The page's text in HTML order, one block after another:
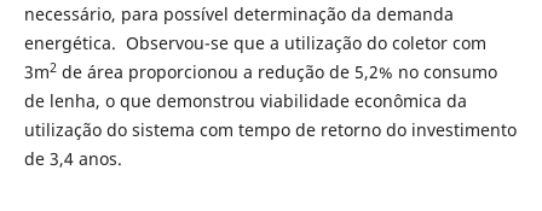
necessário, para possível determinação da demanda
energética. Observou-se que a utilização do coletor com
3m2de área proporcionou a redução de 5,2% no consumo
de lenha, o que demonstrou viabilidade econômica da
utilização do sistema com tempo de retorno do investimento
de 3,4 anos.